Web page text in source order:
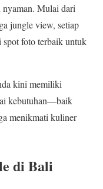
nyaman. Mulai dari
jungle view, setiap
foto terbaik untuk
kini memiliki
kebutuhan—baik
menikmati kuliner
di Bali